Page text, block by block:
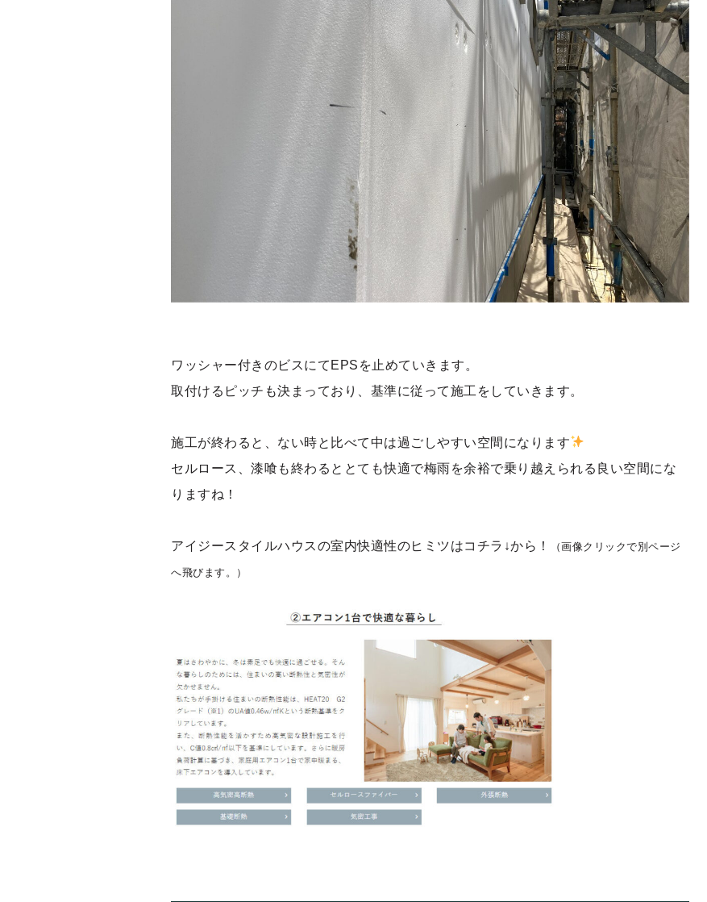
ワッシャー付きのビスにてEPSを止めていきます。
取付けるピッチも決まっており、基準に従って施工をしていきます。
施工が終わると、ない時と比べて中は過ごしやすい空間になります
セルロース、漆喰も終わるととても快適で梅雨を余裕で乗り越えられる良い空間にな
りますね！
アイジースタイルハウスの室内快適性のヒミツはコチラ↓から！ （画像クリックで別ページ
へ飛びます。）